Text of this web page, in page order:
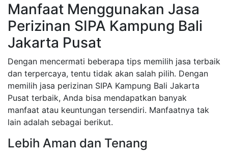
Manfaat Menggunakan Jasa
Perizinan SIPA Kampung Bali
Jakarta Pusat
Dengan mencermati beberapa tips memilih jasa terbaik
dan terpercaya, tentu tidak akan salah pilih. Dengan
memilih jasa perizinan SIPA Kampung Bali Jakarta
Pusat terbaik, Anda bisa mendapatkan banyak
manfaat atau keuntungan tersendiri. Manfaatnya tak
lain adalah sebagai berikut.
Lebih Aman dan Tenang